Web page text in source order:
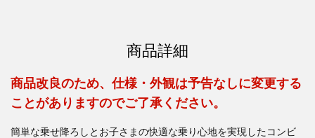
商品詳細
商品改良のため、仕様・外観は予告なしに変更する
ことがありますのでご了承ください。
簡単な乗せ降ろしとお子さまの快適な乗り心地を実現したコンビ